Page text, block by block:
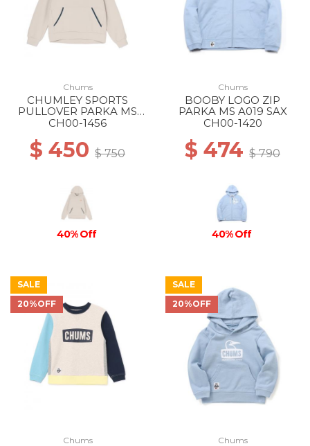
Chums
CHUMLEY SPORTS
PULLOVER PARKA MS
G020 Lt Gray
CH00-1456
$ 450 $ 750
40% Off
Chums
BOOBY LOGO ZIP
PARKA MS A019 SAX
CH00-1420
$ 474 $ 790
40% Off
SALE
20%OFF
Chums
SALE
20%OFF
Chums